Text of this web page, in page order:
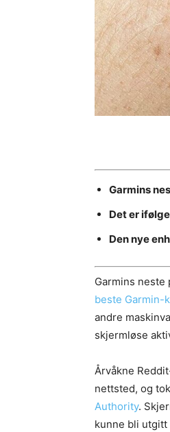
Garmins
Det er
Den nye
Garmins
beste Garmin-
andre
skjermløse
Årvåkne
nettsted, og
Authority.
kunne bli